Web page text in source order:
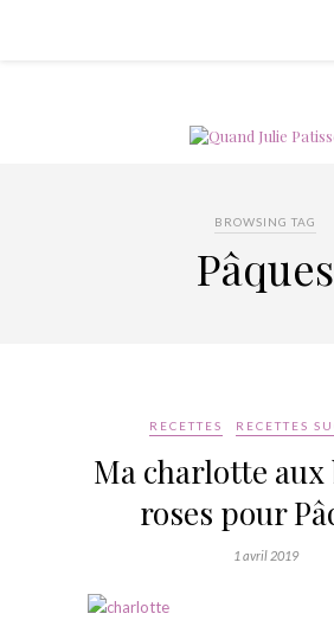
BROWSING TAG
Pâques
RECETTES RECETTES
Ma charlotte
roses pour
1 avril 2019